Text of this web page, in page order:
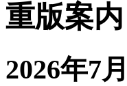
重版案内
2026年7